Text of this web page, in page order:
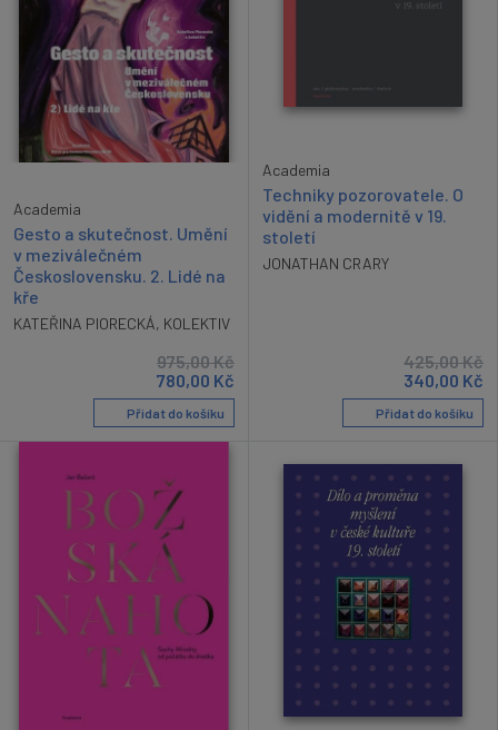
Academia
Gesto a skutečnost. Umění
v meziválečném
Československu. 2. Lidé na
kře
KATEŘINA PIORECKÁ, KOLEKTIV
975,00Kč
780,00 Kč
Přidat do košíku
Academia
Techniky pozorovatele. O
vidění a modernitě v 19.
století
JONATHAN CRARY
425,00Kč
340,00 Kč
Přidat do košíku